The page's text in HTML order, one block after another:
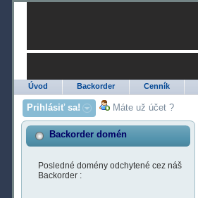
Úvod Backorder Cenník
Prihlásiť sa! Máte už účet ?
Backorder domén
Posledné domény odchytené cez náš
Backorder :